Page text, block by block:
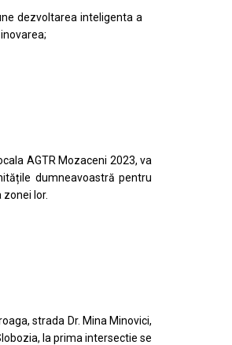
dezvoltarea inteligenta a
AGTR Mozaceni 2023, va
dumneavoastră pentru
lor.
strada Dr. Mina Minovici,
la prima intersectie se